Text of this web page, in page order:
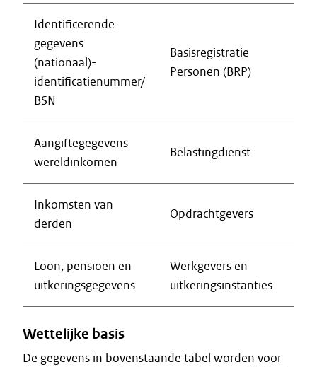
Identificerende
gegevens
(nationaal)-
identificatienummer/
BSN
Basisregistratie
Personen (BRP)
Aangiftegegevens
wereldinkomen
Belastingdienst
Inkomsten van
derden
Opdrachtgevers
Loon, pensioen en
uitkeringsgegevens
Werkgevers en
uitkeringsinstanties
Wettelijke basis
De gegevens in bovenstaande tabel worden voor